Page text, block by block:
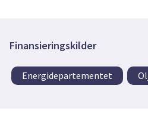
Finansieringskilder
Energidepartementet